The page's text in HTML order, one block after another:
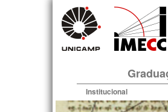
Institucional